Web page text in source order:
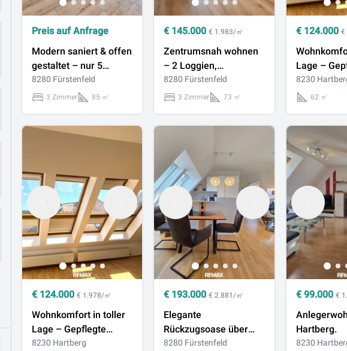
Preis auf Anfrage
Modern saniert & offen
gestaltet – nur 5
Minuten ins Zentrum
8280 Fürstenfeld
3 Zimmer 85 ㎡
€ 145.000 € 1.983/㎡
Zentrumsnah wohnen
– 2 Loggien,
Klimaanlage & Carport
8280 Fürstenfeld
3 Zimmer 73 ㎡
€ 124.000 €
Lage –
mit Lift und
Zentrum!
8230
62 ㎡
€ 124.000 € 1.978/㎡
Wohnkomfort in toller
Lage – Gepflegte
Dachgeschosswohnung
8230 Hartberg
€ 193.000 € 2.881/㎡
Elegante
Rückzugsoase über
den Dächern von
8280 Fürstenfeld
€ 99.000 €
Hartberg.
8230